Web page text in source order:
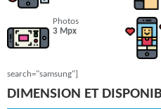
Photos
3 Mpx
search="samsung"]
DIMENSION ET